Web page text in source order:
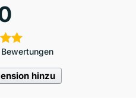
hinzu